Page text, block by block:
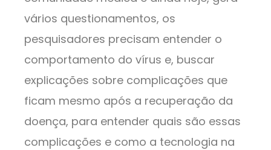
vários questionamentos, os
pesquisadores precisam entender o
comportamento do vírus e, buscar
explicações sobre complicações que
ficam mesmo após a recuperação da
doença, para entender quais são essas
complicações e como a tecnologia na